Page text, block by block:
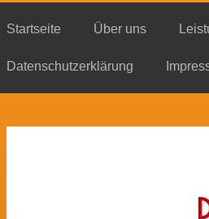
Startseite Über uns
Datenschutzerklärung